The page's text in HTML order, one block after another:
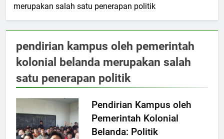
merupakan salah satu penerapan politik
pendirian kampus oleh pemerintah
kolonial belanda merupakan salah
satu penerapan politik
Pendirian Kampus oleh
Pemerintah Kolonial
Belanda: Politik